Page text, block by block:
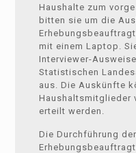
Haushalte zum
bitten sie um die
mit einem Laptop.
Interviewer-
Statistischen
aus. Die Auskünfte
Haushaltsmitglieder
erteilt werden.
Die Durchführung